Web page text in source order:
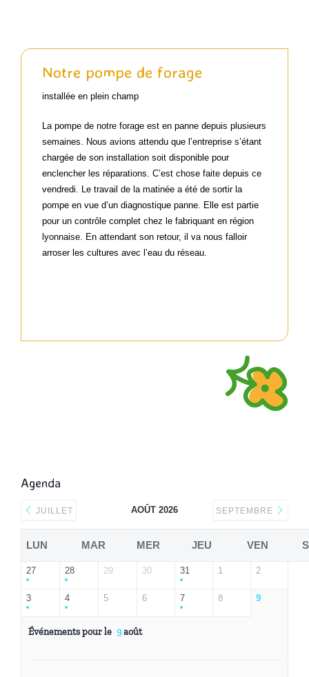
Panier WooCommerce
Notre pompe de forage
installée en plein champ
La pompe de notre forage est en panne depuis plusieurs
semaines. Nous avions attendu que l’entreprise s’étant
chargée de son installation soit disponible pour
enclencher les réparations. C’est chose faite depuis ce
vendredi. Le travail de la matinée a été de sortir la
pompe en vue d’un diagnostique panne. Elle est partie
pour un contrôle complet chez le fabriquant en région
lyonnaise. En attendant son retour, il va nous falloir
arroser les cultures avec l’eau du réseau.
Agenda
JUILLET AOÛT 2026 SEPTEMBRE
LUN MAR MER JEU VEN
27 28 29 30 31 1 2
3 4 5 6 7 8 9
Événements pour le 9août